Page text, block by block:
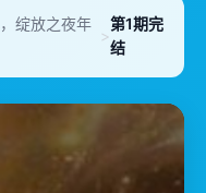
绽放之夜年
>
第1期完
结